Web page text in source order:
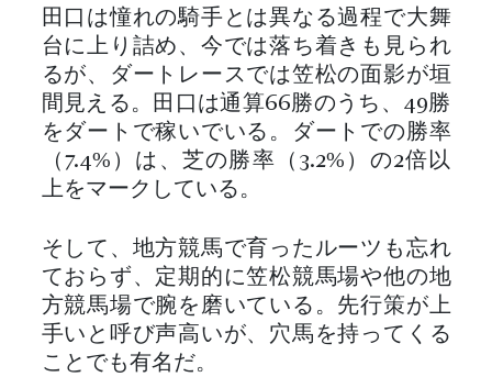
田口は憧れの騎手とは異なる過程で大舞
台に上り詰め、今では落ち着きも見られ
るが、ダートレースでは笠松の面影が垣
間見える。田口は通算66勝のうち、49勝
をダートで稼いでいる。ダートでの勝率
（7.4%）は、芝の勝率（3.2%）の2倍以
上をマークしている。
そして、地方競馬で育ったルーツも忘れ
ておらず、定期的に笠松競馬場や他の地
方競馬場で腕を磨いている。先行策が上
手いと呼び声高いが、穴馬を持ってくる
ことでも有名だ。